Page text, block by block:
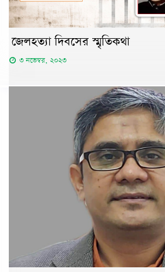
জেলহত্যা দিবসের স্মৃতিকথা
৩ নভেম্বর, ২০২৩